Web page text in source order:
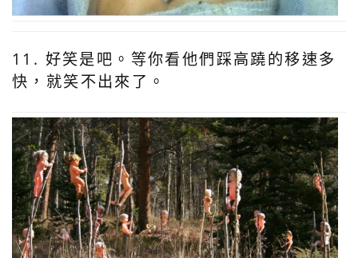
11. 好笑是吧。等你看他們踩高蹺的移速多
快，就笑不出來了。